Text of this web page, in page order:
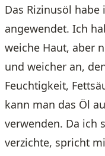
Das Rizinusöl
angewendet. Ich
weiche Haut, aber
und weicher an,
Feuchtigkeit,
kann man das Öl
verwenden. Da ich
verzichte, spricht